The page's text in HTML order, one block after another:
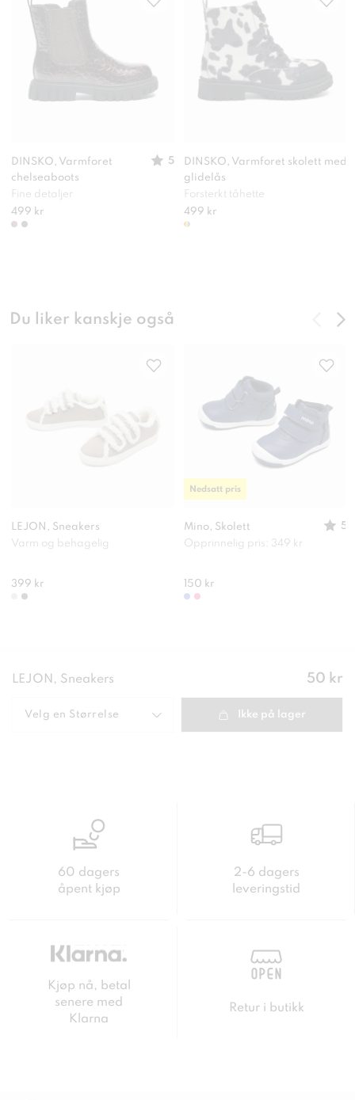
DINSKO, Varmforet
chelseaboots
5
Fine detaljer
499 kr
DINSKO, Varmforet skolett med
glidelås
Forsterkt tåhette
499 kr
Du liker kanskje også
LEJON, Sneakers
Varm og behagelig
399 kr
Mino, Skolett
5
Opprinnelig pris: 349 kr
150 kr
Nedsatt pris
LEJON, Sneakers Pris:
50 kr
Velg en Størrelse Ikke på lager
60 dagers
åpent kjøp
2-6 dagers
leveringstid
Kjøp nå, betal
senere med
Klarna
Retur i butikk